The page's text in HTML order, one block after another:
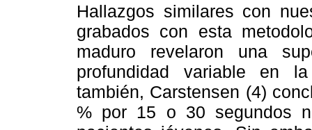
Hallazgos similares con
grabados con esta
maduro revelaron una
profundidad variable en
también, Carstensen (4)
% por 15 o 30 segundos